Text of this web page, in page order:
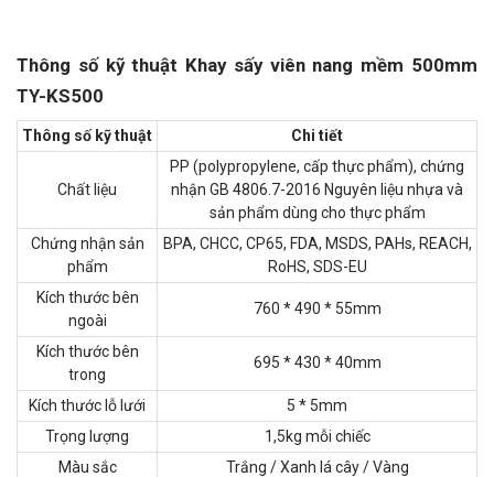
Thông số kỹ thuật Khay sấy viên nang mềm 500mm
TY-KS500
Thông số kỹ thuật Chi tiết
Chất liệu
PP (polypropylene, cấp thực phẩm), chứng
nhận GB 4806.7-2016 Nguyên liệu nhựa và
sản phẩm dùng cho thực phẩm
Chứng nhận sản
phẩm
BPA, CHCC, CP65, FDA, MSDS, PAHs, REACH,
RoHS, SDS-EU
Kích thước bên
ngoài
760 * 490 * 55mm
Kích thước bên
trong
695 * 430 * 40mm
Kích thước lỗ lưới
5 * 5mm
Trọng lượng
1,5kg mỗi chiếc
Màu sắc
Trắng / Xanh lá cây / Vàng